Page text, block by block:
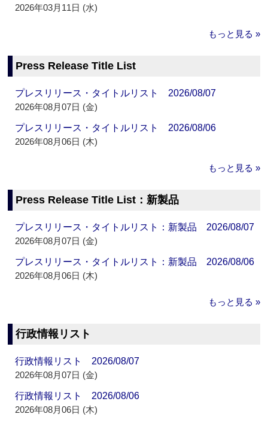
2026年03月11日 (水)
もっと見る »
Press Release Title List
プレスリリース・タイトルリスト 2026/08/07
2026年08月07日 (金)
プレスリリース・タイトルリスト 2026/08/06
2026年08月06日 (木)
もっと見る »
Press Release Title List：新製品
プレスリリース・タイトルリスト：新製品 2026/08/07
2026年08月07日 (金)
プレスリリース・タイトルリスト：新製品 2026/08/06
2026年08月06日 (木)
もっと見る »
行政情報リスト
行政情報リスト 2026/08/07
2026年08月07日 (金)
行政情報リスト 2026/08/06
2026年08月06日 (木)